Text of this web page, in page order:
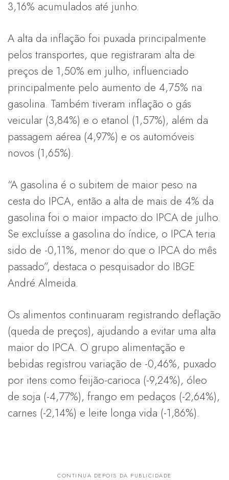
3,16% acumulados até junho.
A alta da inflação foi puxada principalmente
pelos transportes, que registraram alta de
preços de 1,50% em julho, influenciado
principalmente pelo aumento de 4,75% na
gasolina. Também tiveram inflação o gás
veicular (3,84%) e o etanol (1,57%), além da
passagem aérea (4,97%) e os automóveis
novos (1,65%).
“A gasolina é o subitem de maior peso na
cesta do IPCA, então a alta de mais de 4% da
gasolina foi o maior impacto do IPCA de julho.
Se excluísse a gasolina do índice, o IPCA teria
sido de -0,11%, menor do que o IPCA do mês
passado”, destaca o pesquisador do IBGE
André Almeida.
Os alimentos continuaram registrando deflação
(queda de preços), ajudando a evitar uma alta
maior do IPCA. O grupo alimentação e
bebidas registrou variação de -0,46%, puxado
por itens como feijão-carioca (-9,24%), óleo
de soja (-4,77%), frango em pedaços (-2,64%),
carnes (-2,14%) e leite longa vida (-1,86%).